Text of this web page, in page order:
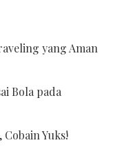
yang Aman
Bola pada
Yuks!